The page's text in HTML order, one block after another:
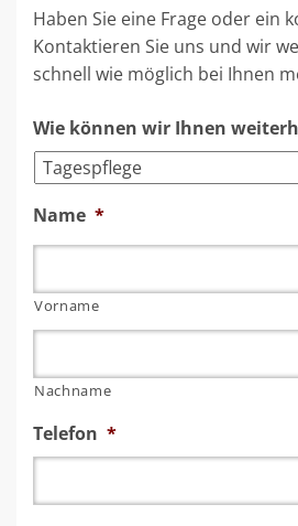
Haben Sie eine Frage oder ein
Kontaktieren Sie uns und wir
schnell wie möglich bei Ihnen
Wie können wir Ihnen
Name *
Vorname
Nachname
Telefon *